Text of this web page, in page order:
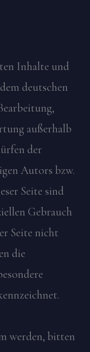
Inhalte und
deutschen
außerhalb
der
Autors bzw.
Seite sind
Gebrauch
Seite nicht
die
werden, bitten